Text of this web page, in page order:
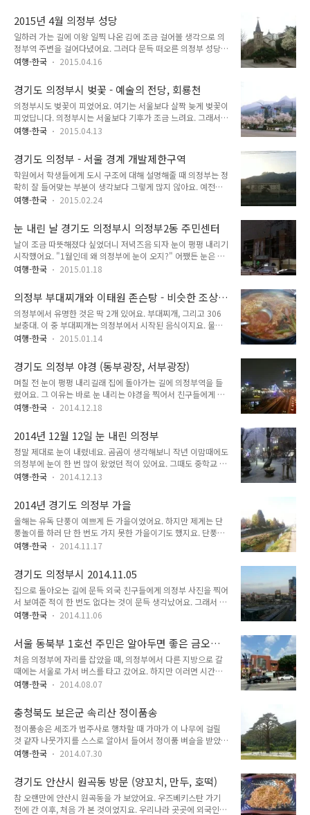
2015년 4월 의정부 성당
일하러 가는 길에 이왕 일찍 나온 김에 조금 걸어볼 생각으로 의
정부역 주변을 걸어다녔어요. 그러다 문득 떠오른 의정부 성당.
비록 멀리서 탁 트인 풍경으로 볼 수는 없지만 입구를 보면 예쁜
가서 측면을 보면 작은 성당은 아니에요. 의정부 성당에도 봄이
와 있었어요. "카메라 가지고 나올 걸 그랬나?" 폰카로 찍으려고
하니 밝기 조절이 제대로 되지 않아 가까이서 찍으려고 하면 사
진이 검게 나왔어요. 처음으로 정문 안쪽으로 들어가 보았어요.
여기도 벚꽃이 만개해 있었어요. 그러고보니 부활절도 지나갔구
끔 애들이 교회 앞에서 나누어주었다고 계란을 들고온 적이 있었
는데, 저는 지금까지 ..
여행-한국 2015.04.16
경기도 의정부시 벚꽃 - 예술의 전당, 회룡천
의정부시도 벚꽃이 피었어요. 여기는 서울보다 살짝 늦게 벚꽃이
피었답니다. 의정부시는 서울보다 기후가 조금 느려요. 그래서
의정부 날씨는 항상 뒷북이라는 말이 있지요. 벚꽃이 예쁘게 피
부의 벚꽃은 어떻게 피었는지 슬슬 걸어보았어요. 먼저 의정부
예술의 전당. 의정부 시청 - 정보도서관 - 의정부 예술의 전당까
지 벚나무가 잘 심어져 있어요. 이쪽의 특징은 뒷편으로 산이 잘
보여서 산과 벚나무가 어우러진 풍경을 볼 수 있다는 점이지요.
올해는 개나리 끝물과 벚꽃 절정기가 딱 맞아떨어져서 노란색과
룡천 역시 벚꽃이 상당히 아름답게 피어 있었어요. 회룡천은 호
원동에 있답니다. 의정부에서 벚꽃..
여행-한국 2015.04.13
경기도 의정부 - 서울 경계 개발제한구역
학원에서 학생들에게 도시 구조에 대해 설명해줄 때 의정부는 정
확히 잘 들어맞는 부분이 생각보다 그렇게 많지 않아요. 예전에
의정부역에 미군 기지들이 위치하다보니 도심 형태가 찌그러진
조금 멀리 떨어져 있지요. 게다가 의정부는 군사 목적의 위성 도
시라고 배우는데, 미군 기지가 많이 빠져나가며 그 느낌도 많이
사라졌지요. 물론 다른 도시들보다 군인들이 많기는 하지만요.
그래도 한 가지 애들에게 도시 구조 설명할 때 좋은 점이 있는데,
그것은 바로 도시 외곽 개발제한구역을 설명할 때에요. 의정부
고 서울로 갈 때마다 보는 도봉산이에요. 지하철에서 보면 멋있
는데, 지하철 안에서 찍으려고 하면 ..
여행-한국 2015.02.24
눈 내린 날 경기도 의정부시 의정부2동 주민센터
날이 조금 따뜻해졌다 싶었더니 저녁즈음 되자 눈이 펑펑 내리기
시작했어요. "1월인데 왜 의정부에 눈이 오지?" 어쨌든 눈은 내
리고 있었고, 동남아시아 친구들에게 눈 사진을 보여주기 위해
터. 특별히 가려고 해서 간 것은 아니고 그냥 가다보니 그쪽으로
가게 되었어요. 의정부2동 주민센터는 경기도 의정부병원 바로
옆에 있어요. 원래는 앞에 주차장이 있고, 도로는 4차선이었는
데, 작년말에 공사를 해서 주차장을 없애고 6차선으로 확장되었
죠. 그리고 길이 확장되면서 가운데에 가드레일도 설치되었답니
로 필요한 존재가 되었죠. 의정부 병원 앞 사거리는 원래 신호등
이 없었고, 사고가 꽤 자주 나는..
여행-한국 2015.01.18
의정부 부대찌개와 이태원 존슨탕 - 비슷한 조상
에 다른 후손
의정부에서 유명한 것은 딱 2개 있어요. 부대찌개, 그리고 306
보충대. 이 중 부대찌개는 의정부에서 시작된 음식이지요. 물론
다른 몇몇 지역에서는 자신들이 원조라고 하지만요. 부대찌개가
과거 미군이 주둔하던 곳에서는 미군의 식품들이 흘러나왔고, 그
것을 가지고 양 불리기 만만한 '찌개'를 만들어 먹었을 거라고 그
다지 어렵지 않게 유추해볼 수 있지요. 자신들이 부대찌개 원조
라고 주장하는 몇몇 지역들을 보면 모두 미군 주둔 지역이었답니
다. 미군의 소세지, 간고기 (민찌) 등이 들어간 찌개다 보니 당연
이 주둔한 적도 없는데 부대찌개의 고향이라고 주장한다면 그건
새빨간 거짓말이랍니다. ..
여행-한국 2015.01.14
경기도 의정부 야경 (동부광장, 서부광장)
며칠 전 눈이 펑펑 내리길래 집에 돌아가는 길에 의정부역을 들
렸어요. 그 이유는 바로 눈 내리는 야경을 찍어서 친구들에게 보
여주기 위해서였죠. 의정부 야경을 보기 좋은 곳 중 대표적인 곳
쪽) 모두 내려다볼 수 있지요. 먼저 동부광장 야경이에요. 이것은
서부광장 야경. 사진에서는 잘 보이지 않지만, 경전철 철길도 있
답니다. 이게 없었을 때에는 의정부역에서 시청이 시원하게 보였
는데, 지금은 이 경전철 철로가 딱 가려서 잘 안 보인다고 아쉬워
하는 사람들도 은근히 있어요. 그리고 그냥 이리저리 돌아다니다
지는 못하고 그냥 확 내리고 멎어버렸어요. 그리고 새벽에 조금
따뜻해져서 녹다가 다음..
여행-한국 2014.12.18
2014년 12월 12일 눈 내린 의정부
정말 제대로 눈이 내렸네요. 곰곰이 생각해보니 작년 이맘때에도
의정부에 눈이 한 번 많이 왔었던 적이 있어요. 그때도 중학교 시
험이 끝나고 할 일 없이 집에서 빈둥거리고 있었는데, 창밖을 보
눈 올 때에는 눈이 안 오다가 2월말이 되어서 눈이 펑펑 내린다
는 것. 기후적으로도 서울과는 약간의 차이가 있는데, 이것은 아
무래도 도봉산과 연관이 있지 않나 싶어요. 정말 연말이 성큼성
큼 다가오네요. 2015년도 이제 코앞이구요. 모두 즐거운 연말
되세요!
여행-한국 2014.12.13
2014년 경기도 의정부 가을
올해는 유독 단풍이 예쁘게 든 가을이었어요. 하지만 제게는 단
풍놀이를 하러 단 한 번도 가지 못한 가을이기도 했지요. 단풍놀
이를 가고 싶었지만 이런저런 일이 생겨서 계속 멀리 나가지를
부 안에서 가을을 전부 보냈어요. 먼저 중량천. 올해 초, 중량천
을 완주했어요. 그것을 글로 써야 하는데 대만 여행기 쓰고 제주
도 갔다온 이야기 쓰다가 컴퓨터 고장나서 그냥 포기하고 제쳐주
었어요. 그런데 얼마 전, 핸드폰 속에 사진이 남아있는 것을 발견
했어요. 그래서 다행히 쓸 수는 있게 되었는데 이래저래 미루고
올리게 될 수도 있겠다는 생각이 들기도 해요. 만약 글감이 완벽
히 다 떨어진다면 그때쯤 쓰..
여행-한국 2014.11.17
경기도 의정부시 2014.11.05
집으로 돌아오는 길에 문득 외국 친구들에게 의정부 사진을 찍어
서 보여준 적이 한 번도 없다는 것이 문득 생각났어요. 그래서 의
정부역에서 사진을 한 장 찍어서 보내주었어요. 외국인들이 서울
서울 바로 옆이기 때문에 소개할 때 그냥 '서울 바로 옆'이라고
말하면 된다는 점. 의정부역에서 서울은 걸어서 약 1시간 거리.
지하철 1호선 상행선에서 망월사부터가 의정부이지요. 의정부
는 교과서에 나와 있는 '도심'의 정의와는 약간 다른 도심 모습을
보여주어요. 그 이유는 의정부 도심이 의정부역을 중심으로 하는
에 역 좌우가 사실상 완벽히 분리되어 있었고, 그러다보니 역을
중심으로 도심이 구성되어 있..
여행-한국 2014.11.06
서울 동북부 1호선 주민은 알아두면 좋은 금오동
의정부시외버스터미널
처음 의정부에 자리를 잡았을 때, 의정부에서 다른 지방으로 갈
때에는 서울로 가서 버스를 타고 갔어요. 하지만 이러면 시간이
많이 걸리는 것은 어쩔 수 없는 사실. 의정부에서 제일 가까운 동
선도에서 7호선 만큼은 길이가 짧다고 짧은 만큼 빨리 갈 거라고
생각해서는 안 되는 노선이지요. 왼쪽은 아주 띄엄띄엄 역이 그
려져 있고, 오른쪽에는 아주 다닥다닥 역이 붙어있으니까요. 시
간적으로 손해보는 것이 있다면 얻는 것도 있어야 하는데, 의정
부에서 고속버스 및 시외버스를 타러 서울 가는 것은 마땅히 얻
낙 수요가 많아서 특수 때에는 매진이 되어버리거나 버스 터미널
에서 한참을 기다려야 하거든요..
여행-한국 2014.08.07
충청북도 보은군 속리산 정이품송
정이품송은 세조가 법주사로 행차할 때 가마가 이 나무에 걸릴
것 같자 나뭇가지를 스스로 알아서 들어서 정이품 벼슬을 받았다
는 소나무이지요. 현재 천연기념물 제 103호로 지정되어 있으
소나무는 원래 좌우 대칭 삼각형 모양으로, 이런 전설이니 천연
기념물이니 하는 것을 떠나서 소나무 자체만으로도 아름다운 나
무였어요. 그리고 지금은 나무가 가지의 무게를 이겨내지 못할
수 있기 때문에 버팀대에 의지해 서 있지요. 아쉽게도 이런 저런
여행-한국 2014.07.30
경기도 안산시 원곡동 방문 (양꼬치, 만두, 호떡)
참 오랜만에 안산시 원곡동을 가 보았어요. 우즈베키스탄 가기
전에 간 이후, 처음 가 본 것이었지요. 우리나라 곳곳에 외국인들